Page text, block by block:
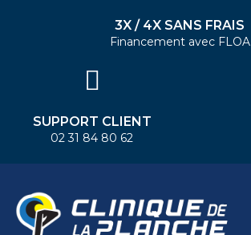
3X / 4X SANS FRAIS
Financement avec FLOA
SUPPORT CLIENT
02 31 84 80 62